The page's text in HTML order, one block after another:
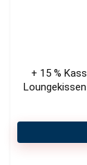
+ 15 %